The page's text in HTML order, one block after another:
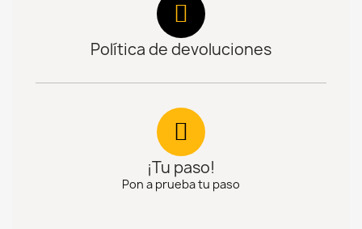
Política de devoluciones
¡Tu paso!
Pon a prueba tu paso